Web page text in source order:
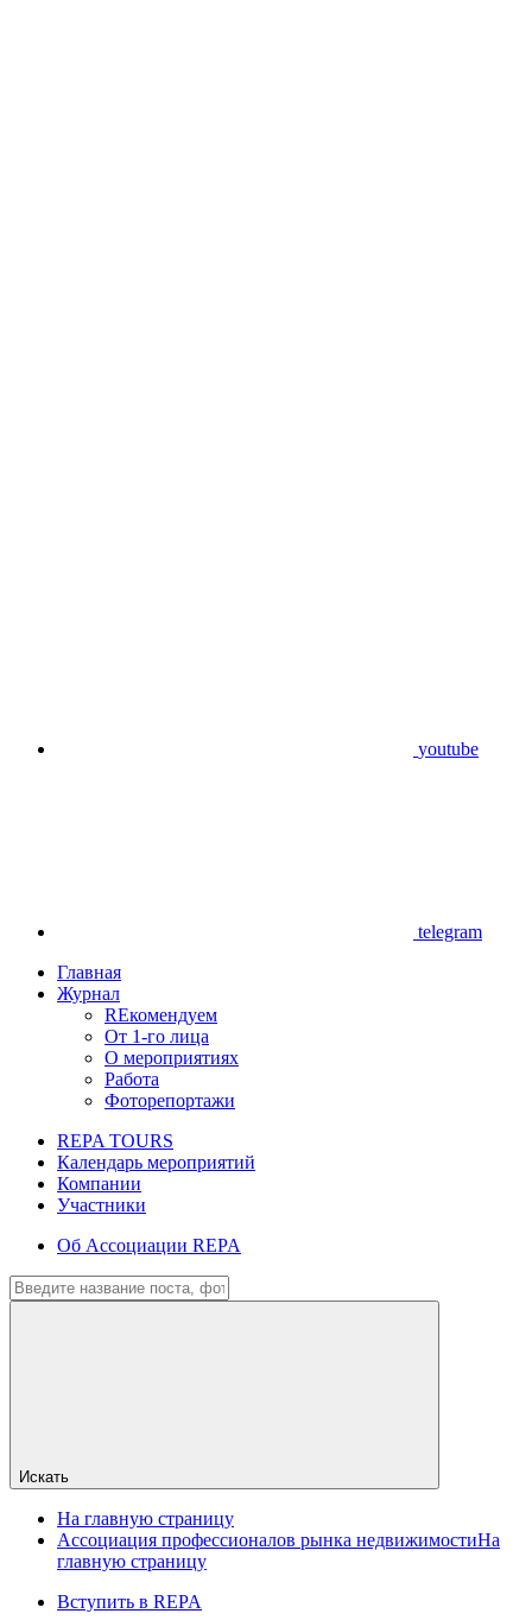
youtube
telegram
Главная
Журнал
REкомендуем
От 1-го лица
О мероприятиях
Работа
Фоторепортажи
REPA TOURS
Календарь мероприятий
Компании
Участники
Об Ассоциации REPA
Искать
На главную страницу
Ассоциация профессионалов рынка недвижимостиНа
главную страницу
Вступить в REPA